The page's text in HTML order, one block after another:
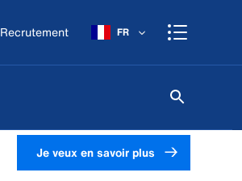
Recrutement FR
Je veux en savoir plus